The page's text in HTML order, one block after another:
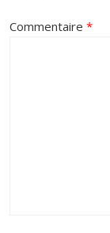
Commentaire *